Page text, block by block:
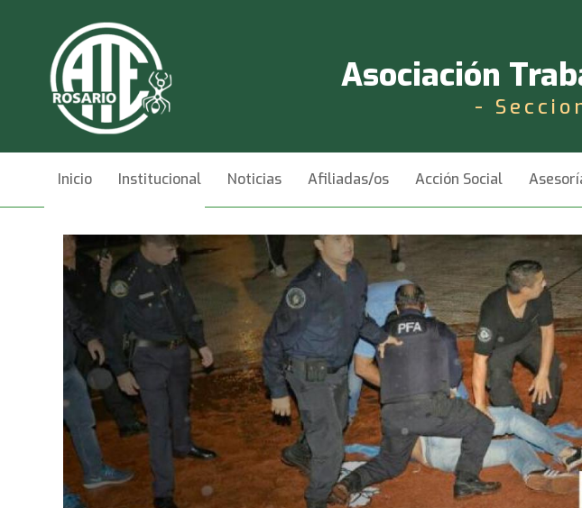
Asociación
-
Inicio Institucional Noticias Afiliadas/os Acción Social
Videos Contacto